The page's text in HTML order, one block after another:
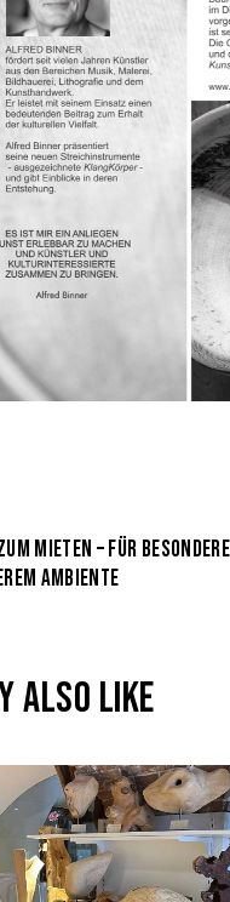
MIETEN – FÜR
AMBIENTE
ALSO LIKE